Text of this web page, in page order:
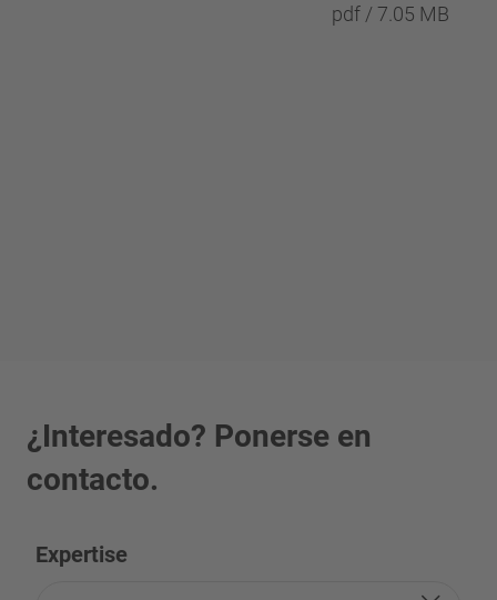
pdf / 7.05 MB
¿Interesado? Ponerse en
contacto.
Expertise